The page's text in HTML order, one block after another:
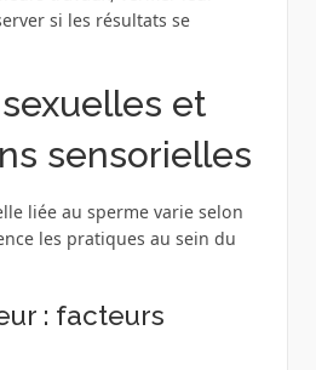
si les résultats se
et
sensorielles
liée au sperme varie selon
les pratiques au sein du
: facteurs